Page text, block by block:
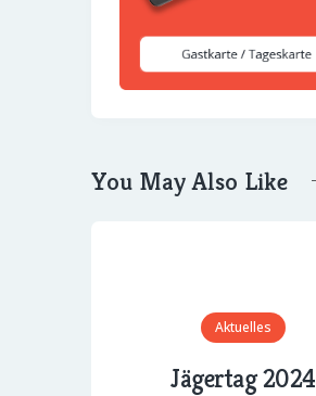
You May Also Like
Aktuelles
Jägertag 2024